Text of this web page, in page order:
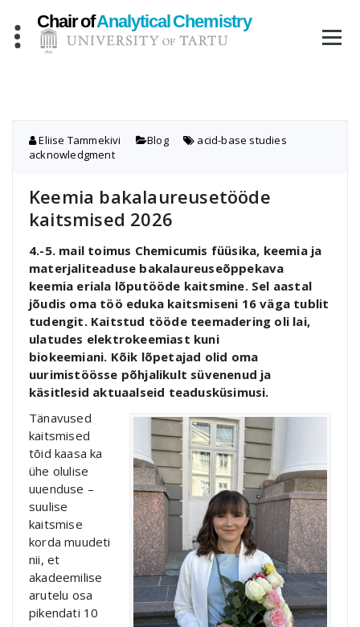
content
Eliise Tammekivi Blog acid-base studies
acknowledgment
Keemia bakalaureusetööde
kaitsmised 2026
4.-5. mail toimus Chemicumis füüsika, keemia ja
materjaliteaduse bakalaureuseõppekava
keemia eriala lõputööde kaitsmine. Sel aastal
jõudis oma töö eduka kaitsmiseni 16 väga tublit
tudengit. Kaitstud tööde teemadering oli lai,
ulatudes elektrokeemiast kuni
biokeemiani. Kõik lõpetajad olid oma
uurimistöösse põhjalikult süvenenud ja
käsitlesid aktuaalseid teadusküsimusi.
Tänavused
kaitsmised
tõid kaasa ka
ühe olulise
uuenduse –
suulise
kaitsmise
korda muudeti
nii, et
akadeemilise
arutelu osa
pikendati 10